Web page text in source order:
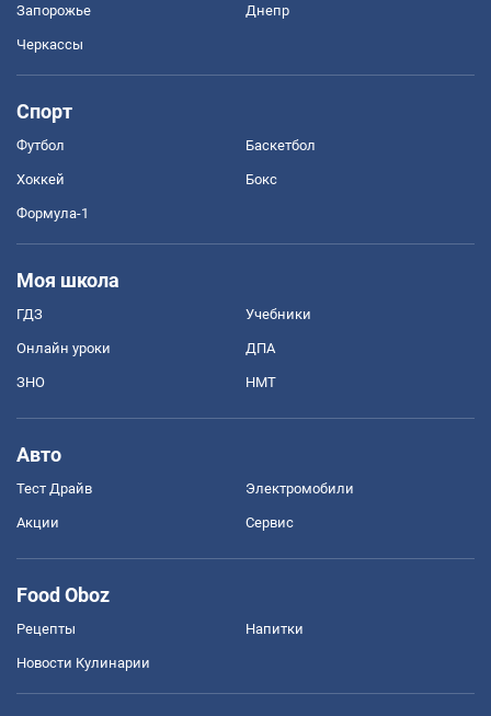
Запорожье Днепр
Черкассы
Спорт
Футбол Баскетбол
Хоккей Бокс
Формула-1
Моя школа
ГДЗ Учебники
Онлайн уроки ДПА
ЗНО НМТ
Авто
Тест Драйв Электромобили
Акции Сервис
Food Oboz
Рецепты Напитки
Новости Кулинарии